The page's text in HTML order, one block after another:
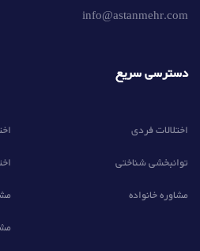
info@astanmehr.com
دسترسی سریع
اختلالات فردی
توانبخشی شناختی
مشاوره خانواده